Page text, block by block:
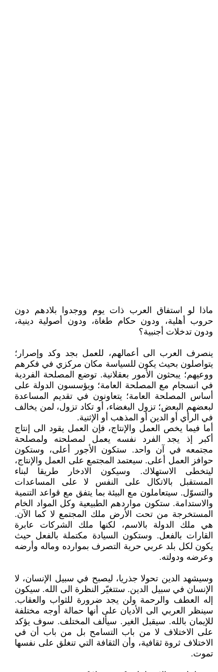
ماذا لو استفاق العرب ذات يوم ووجدوا بلادهم دون
حروب أهلية، ودون حكام طغاة، ودون أصولية دينية،
ودون تدخلات أجنبية؟
ينصرف العرب الى أعمالهم، للعمل بجد وكد وإصرار؛
يتواصلون بحيث يكون للسياسة مكان مركزي في فكرهم
ووعيهم؛ يبحثون الأمور بعقلانية. توضع المصلحة الفردية
في انسجام مع المصلحة العامة؛ ويؤسسون الدولة على
أساس المصلحة العامة؛ يتعاونون في تقديم المساعدة
لبعضهم البعض؛ تزول البغضاء، أو تكاد تزول، لمن يخالف
في الرأي أو الدين أو المذهب أو الإثنية.
أما فيما يخص العمل والإنتاج، فإن العمل يقود الى إنتاج
أكبر إذ يجد الفرد نفسه يعمل لمصلحته ولمصلحة
مجتمعه في آن واحد. ستكون الأجور أعلى، وستكون
حوافز العمل أعلى. سيعتمد المجتمع على العمل والإنتاج،
ليتخطى الاستهلاك. وسيكون الادخار طريقا لبناء
المستقبل بالاتكال على النفس لا على المساعدات
والتسوّل. سيتعاملون مع البيئة بما يتفق مع قواعد التنمية
والاستدامة. ستكون مواردهم الطبيعية وكل المواد الخام
المستخرجة من تحت الأرض ملك المجتمع لا كما الآن.
هي ملك الدولة بالاسم، لكنها ملك الشركات عابرة
القارات بالفعل. وستكون السيادة مكتملة بالفعل حيث
يكون لكل بلد عربي حرية التصرف بموارده وماله وأرضه
وعرضه ودولته.
وسيشهد الدين تحولا جذريا، ليصبح في سبيل الإنسان، لا
الإنسان في سبيل الدين. ستتغيّر النظرة الى الله. سيكون
إله العطف والرحمة ولن يجد ضرورة للثواب والعقاب.
سينظر العربي الى الأديان على أنها حمالة أوجه مختلفة
للإيمان بالله. سيقبل الغير. سيألف المختلف. سوف يؤكد
على الاختلاف لا من باب التسامح بل من باب أن في
الاختلاف ثروة ثقافية، وأن الثقافة التي تنغلق على نفسها
تموت.